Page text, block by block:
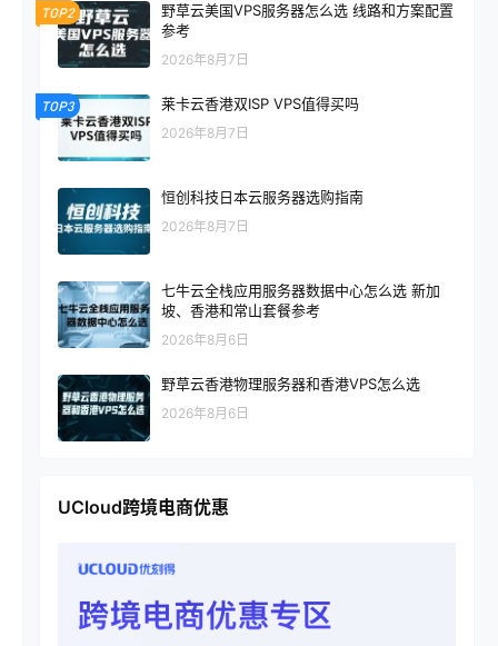
TOP2
野草云美国VPS服务器怎么选 线路和方案配置
参考
2026年8月7日
TOP3 莱卡云香港双ISP VPS值得买吗
2026年8月7日
恒创科技日本云服务器选购指南
2026年8月7日
七牛云全栈应用服务器数据中心怎么选 新加
坡、香港和常山套餐参考
2026年8月6日
野草云香港物理服务器和香港VPS怎么选
2026年8月6日
UCloud跨境电商优惠